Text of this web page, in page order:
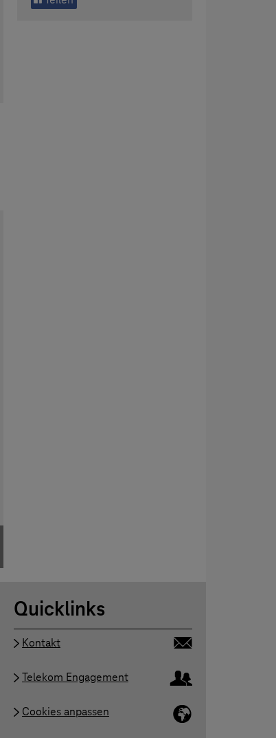
Quicklinks
Kontakt
Telekom Engagement
Cookies anpassen